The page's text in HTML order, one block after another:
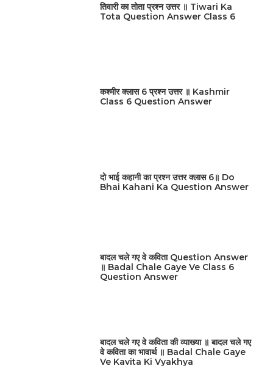
तिवारी का तोता प्रश्न उत्तर ॥ Tiwari Ka
Tota Question Answer Class 6
कश्मीर क्लास 6 प्रश्न उत्तर ॥ Kashmir
Class 6 Question Answer
दो भाई कहानी का प्रश्न उत्तर क्लास 6॥ Do
Bhai Kahani Ka Question Answer
बादल चले गए वे कविता Question Answer
॥ Badal Chale Gaye Ve Class 6
Question Answer
बादल चले गए वे कविता की व्याख्या ॥ बादल चले गए
वे कविता का भावार्थ ॥ Badal Chale Gaye
Ve Kavita Ki Vyakhya